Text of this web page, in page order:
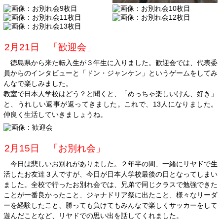
2月21日 「歓迎会」
徳島県から来た転入生が３年生に入りました。歓迎会では、代表委
員からのインタビューと「ドン・ジャンケン」というゲームをしてみ
んなで楽しみました。
教室で日本人学校はどう？と聞くと、「めっちゃ楽しいけん、好き」
と、うれしい返事が返ってきました。これで、13人になりました。
仲良く生活していきましょうね。
2月15日 「お別れ会」
今日は悲しいお別れがありました。２年半の間、一緒にリヤドで生
活したお友達３人ですが、今日が日本人学校最後の日となってしまい
ました。全校で行ったお別れ会では、兄弟で同じクラスで勉強できた
ことが一番良かったこと、ジャナドリア祭に出たこと、様々なリーダ
ーを経験したこと、勝っても負けてもみんなで楽しくサッカーをして
遊んだことなど、リヤドでの思い出を話してくれました。